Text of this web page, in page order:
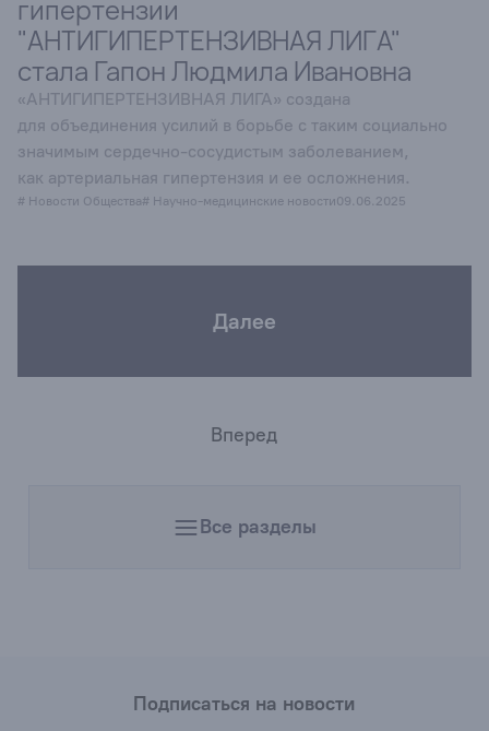
# Новости Общества# Научно-медицинские новости09.06.2025
гипертензии
"АНТИГИПЕРТЕНЗИВНАЯ ЛИГА"
стала Гапон Людмила Ивановна
«АНТИГИПЕРТЕНЗИВНАЯ ЛИГА» создана
для объединения усилий в борьбе с таким социально
значимым сердечно-сосудистым заболеванием,
как артериальная гипертензия и ее осложнения.
Далее
Вперед
Все разделы
Подписаться на новости